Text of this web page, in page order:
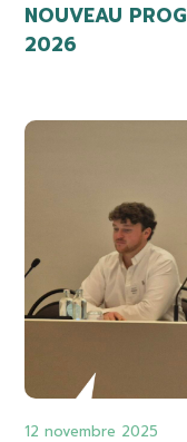
NOUVEAU
2026
12 novembre 2025